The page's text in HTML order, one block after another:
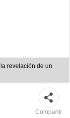
revelación de un
Compartir